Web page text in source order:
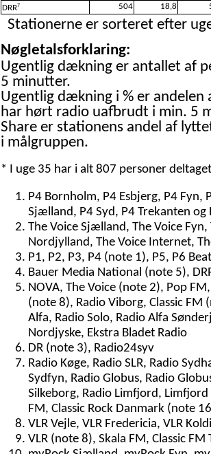
DRR7 504 18,8
Stationerne er sorteret efter
Nøgletalsforklaring:
Ugentlig dækning er antallet af
5 minutter.
Ugentlig dækning i % er
har hørt radio uafbrudt i min. 5
Share er stationens andel af
i målgruppen.
* I uge 35 har i alt 807 personer
P4 Bornholm, P4 Esbjerg, P4
Sjælland, P4 Syd, P4 Trekanten
The Voice Sjælland, The Voice
Nordjylland, The Voice Internet,
P1, P2, P3, P4 (note 1), P5, P6
Bauer Media National (note 5),
NOVA, The Voice (note 2), Pop
(note 8), Radio Viborg, Classic FM
Alfa, Radio Solo, Radio Alfa
Nordjyske, Ekstra Bladet Radio
DR (note 3), Radio24syv
Radio Køge, Radio SLR, Radio
Sydfyn, Radio Globus, Radio
Silkeborg, Radio Limfjord,
FM, Classic Rock Danmark (note
VLR Vejle, VLR Fredericia, VLR
VLR (note 8), Skala FM, Classic